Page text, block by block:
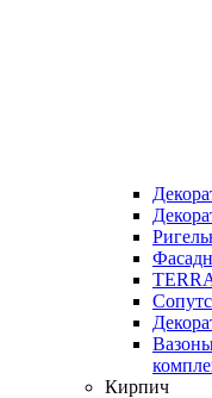
Кирпич